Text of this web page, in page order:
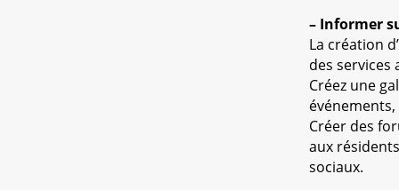
– Informer
La création
des services
Créez une
Créer des
aux
sociaux.